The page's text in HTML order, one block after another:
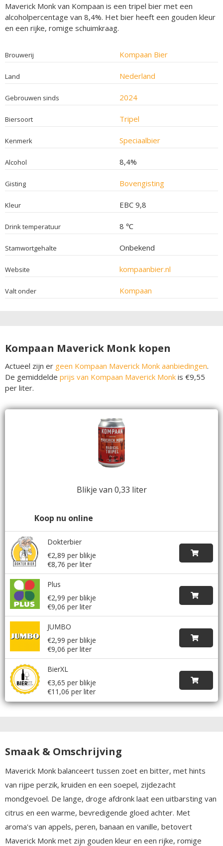
Maverick Monk van Kompaan is een tripel bier met een
alcoholpercentage van 8,4%. Het bier heeft een gouden kleur
en een rijke, romige schuimkraag.
Brouwerij Kompaan Bier
Land Nederland
Gebrouwen sinds 2024
Biersoort Tripel
Kenmerk Speciaalbier
Alcohol 8,4%
Gisting Bovengisting
Kleur EBC 9,8
Drink temperatuur 8 ℃
Stamwortgehalte Onbekend
Website kompaanbier.nl
Valt onder Kompaan
Kompaan Maverick Monk kopen
Actueel zijn er geen Kompaan Maverick Monk aanbiedingen.
De gemiddelde prijs van Kompaan Maverick Monk is €9,55
per liter.
Blikje van 0,33 liter
Koop nu online
Dokterbier
€2,89 per blikje
€8,76 per liter
Plus
€2,99 per blikje
€9,06 per liter
JUMBO
€2,99 per blikje
€9,06 per liter
BierXL
€3,65 per blikje
€11,06 per liter
Smaak & Omschrijving
Maverick Monk balanceert tussen zoet en bitter, met hints
van rijpe perzik, kruiden en een soepel, zijdezacht
mondgevoel. De lange, droge afdronk laat een uitbarsting van
citrus en een warme, bevredigende gloed achter. Met
aroma's van appels, peren, banaan en vanille, betovert
Maverick Monk met zijn gouden kleur en een rijke, romige